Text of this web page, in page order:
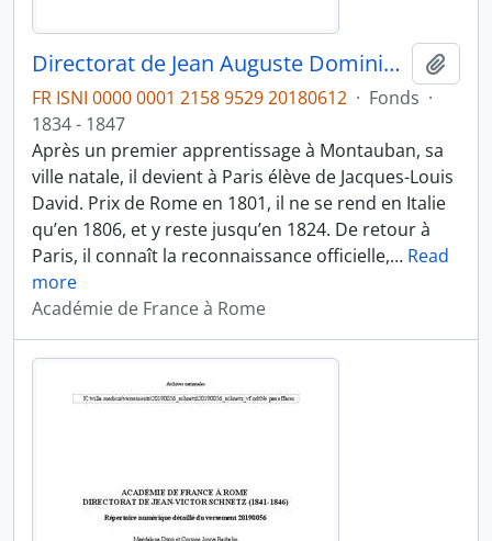
Directorat de Jean Auguste Dominique Ingres (1835-1840)
FR ISNI 0000 0001 2158 9529 20180612 · Fonds ·
1834 - 1847
Après un premier apprentissage à Montauban, sa
ville natale, il devient à Paris élève de Jacques-Louis
David. Prix de Rome en 1801, il ne se rend en Italie
qu’en 1806, et y reste jusqu’en 1824. De retour à
Paris, il connaît la reconnaissance officielle,… Read
more
Académie de France à Rome